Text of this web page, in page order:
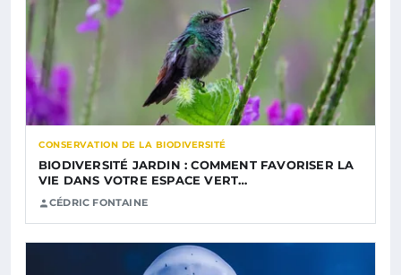
CONSERVATION DE LA BIODIVERSITÉ
BIODIVERSITÉ JARDIN : COMMENT FAVORISER LA
VIE DANS VOTRE ESPACE VERT…
CÉDRIC FONTAINE